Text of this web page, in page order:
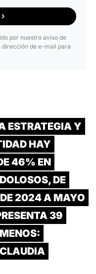
por nuestro aviso de
de e-mail para
ESTRATEGIA Y
HAY
46% EN
DE
2024 A MAYO
39